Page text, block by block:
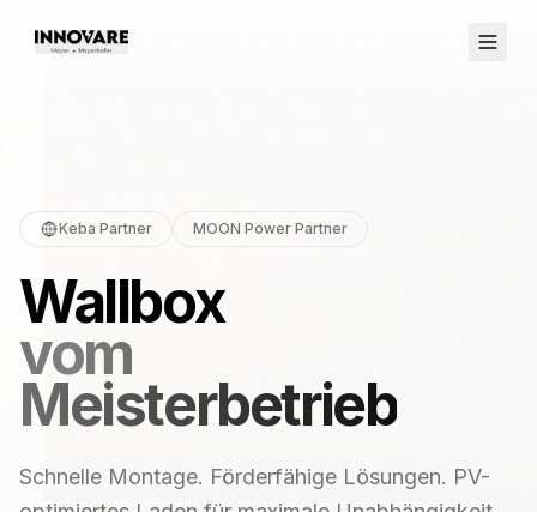
Keba Partner MOON Power Partner
Wallbox
vom
Meisterbetrieb
Schnelle Montage. Förderfähige Lösungen. PV-